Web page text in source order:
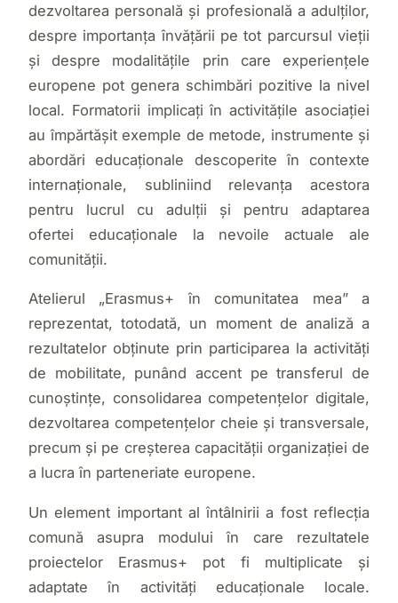
dezvoltarea personală și profesională a adulților,
despre importanța învățării pe tot parcursul vieții
și despre modalitățile prin care experiențele
europene pot genera schimbări pozitive la nivel
local. Formatorii implicați în activitățile asociației
au împărtășit exemple de metode, instrumente și
abordări educaționale descoperite în contexte
internaționale, subliniind relevanța acestora
pentru lucrul cu adulții și pentru adaptarea
ofertei educaționale la nevoile actuale ale
comunității.
Atelierul „Erasmus+ în comunitatea mea” a
reprezentat, totodată, un moment de analiză a
rezultatelor obținute prin participarea la activități
de mobilitate, punând accent pe transferul de
cunoștințe, consolidarea competențelor digitale,
dezvoltarea competențelor cheie și transversale,
precum și pe creșterea capacității organizației de
a lucra în parteneriate europene.
Un element important al întâlnirii a fost reflecția
comună asupra modului în care rezultatele
proiectelor Erasmus+ pot fi multiplicate și
adaptate în activități educaționale locale.